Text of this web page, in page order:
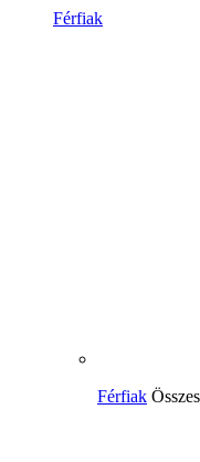
Férfiak
Férfiak